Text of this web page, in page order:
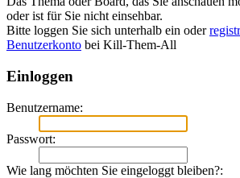
oder ist für Sie nicht einsehbar.
Bitte loggen Sie sich unterhalb ein oder
Benutzerkonto bei Kill-Them-All
Einloggen
Benutzername:
Passwort:
Wie lang möchten Sie eingeloggt bleiben?: